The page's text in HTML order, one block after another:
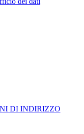
DI INDIRIZZO